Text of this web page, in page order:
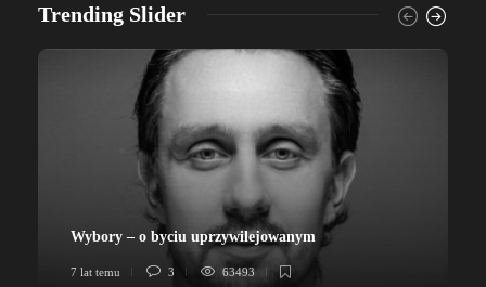
Trending Slider
Wybory – o byciu uprzywilejowanym
7 lat temu 3 63493